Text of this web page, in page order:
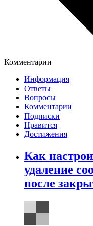
Комментарии
Информация
Ответы
Вопросы
Комментарии
Подписки
Нравится
Достижения
Как
удаление
после